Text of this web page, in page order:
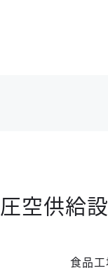
圧空供給
食品